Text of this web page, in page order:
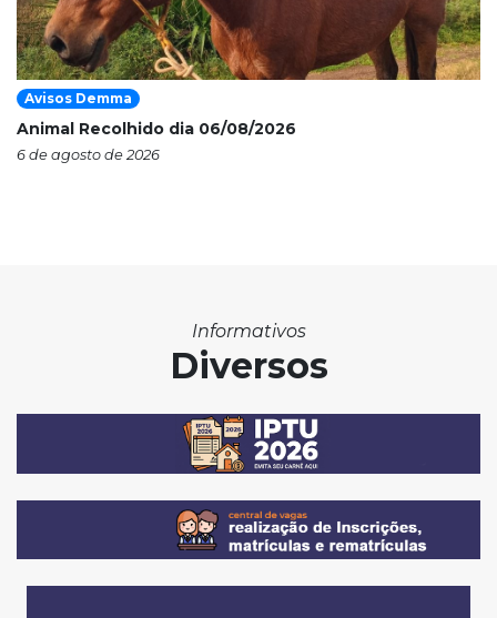
Avisos Demma
Animal Recolhido dia 06/08/2026
6 de agosto de 2026
Informativos
Diversos